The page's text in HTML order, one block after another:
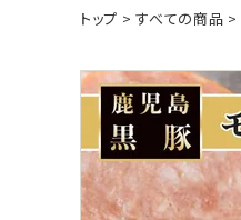
トップ すべての商品